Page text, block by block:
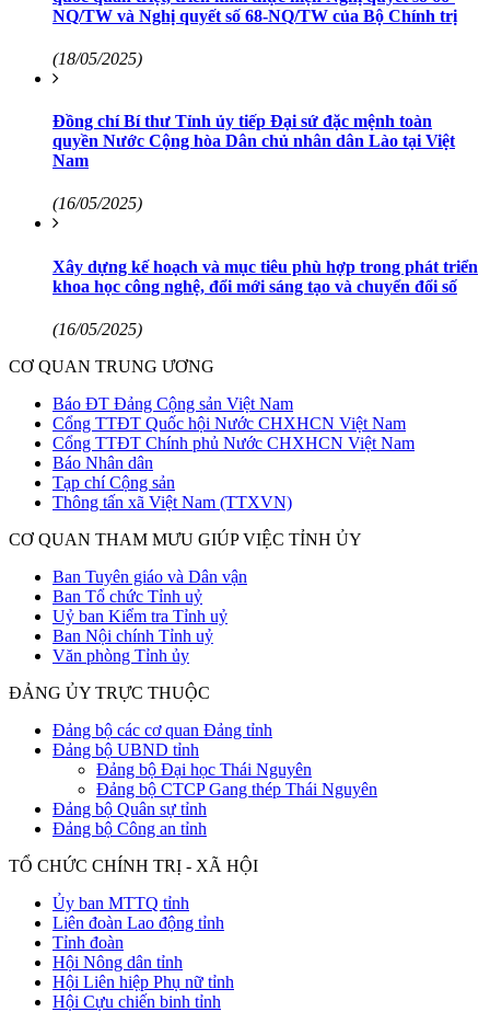
NQ/TW và Nghị quyết số 68-NQ/TW của Bộ Chính trị
(18/05/2025)
Đồng chí Bí thư Tỉnh ủy tiếp Đại sứ đặc mệnh toàn
quyền Nước Cộng hòa Dân chủ nhân dân Lào tại Việt
Nam
(16/05/2025)
Xây dựng kế hoạch và mục tiêu phù hợp trong phát triển
khoa học công nghệ, đổi mới sáng tạo và chuyển đổi số
(16/05/2025)
CƠ QUAN TRUNG ƯƠNG
Báo ĐT Đảng Cộng sản Việt Nam
Cổng TTĐT Quốc hội Nước CHXHCN Việt Nam
Cổng TTĐT Chính phủ Nước CHXHCN Việt Nam
Báo Nhân dân
Tạp chí Cộng sản
Thông tấn xã Việt Nam (TTXVN)
CƠ QUAN THAM MƯU GIÚP VIỆC TỈNH ỦY
Ban Tuyên giáo và Dân vận
Ban Tổ chức Tỉnh uỷ
Uỷ ban Kiểm tra Tỉnh uỷ
Ban Nội chính Tỉnh uỷ
Văn phòng Tỉnh ủy
ĐẢNG ỦY TRỰC THUỘC
Đảng bộ các cơ quan Đảng tỉnh
Đảng bộ UBND tỉnh
Đảng bộ Đại học Thái Nguyên
Đảng bộ CTCP Gang thép Thái Nguyên
Đảng bộ Quân sự tỉnh
Đảng bộ Công an tỉnh
TỔ CHỨC CHÍNH TRỊ - XÃ HỘI
Ủy ban MTTQ tỉnh
Liên đoàn Lao động tỉnh
Tỉnh đoàn
Hội Nông dân tỉnh
Hội Liên hiệp Phụ nữ tỉnh
Hội Cựu chiến binh tỉnh